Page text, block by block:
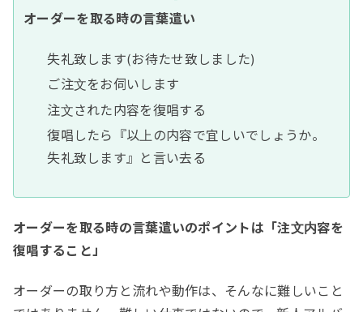
オーダーを取る時の言葉遣い
失礼致します(お待たせ致しました)
ご注文をお伺いします
注文された内容を復唱する
復唱したら『以上の内容で宜しいでしょうか。
失礼致します』と言い去る
オーダーを取る時の言葉遣いのポイントは「注文内容を
復唱すること」
オーダーの取り方と流れや動作は、そんなに難しいこと